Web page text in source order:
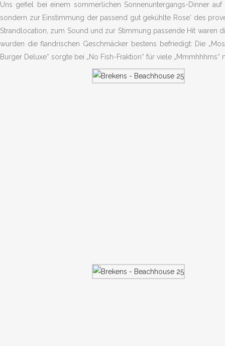
Uns gefiel bei einem sommerlichen Sonnenuntergangs-Dinner
sondern zur Einstimmung der passend gut gekühlte Rose‘ des
Strandlocation, zum Sound und zur Stimmung passende Hit waren
wurden die flandrischen Geschmäcker bestens befriedigt: Die
Burger Deluxe“ sorgte bei „No Fish-Fraktion“ für viele